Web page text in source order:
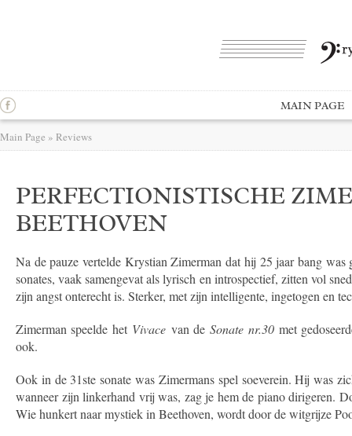
MAIN PAGE
Main Page » Reviews
PERFECTIONISTISCHE
BEETHOVEN
Na de pauze vertelde Krystian Zimerman dat hij 25 jaar bang was
sonates, vaak samengevat als lyrisch en introspectief, zitten vol
zijn angst onterecht is. Sterker, met zijn intelligente, ingetogen en
Zimerman speelde het Vivace van deSonate nr.30met
ook.
Ook in de 31ste sonate was Zimermans spel soeverein. Hij was
wanneer zijn linkerhand vrij was, zag je hem de piano dirigeren.
Wie hunkert naar mystiek in Beethoven, wordt door de witgrijze